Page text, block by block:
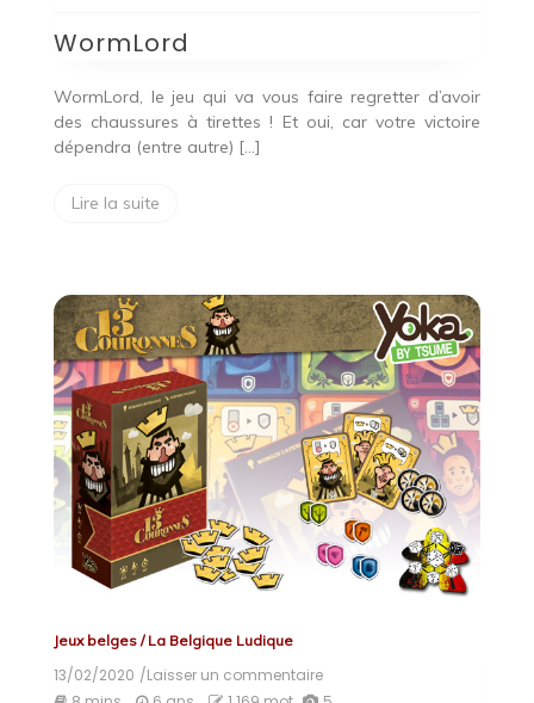
WormLord
WormLord, le jeu qui va vous faire regretter d’avoir
des chaussures à tirettes ! Et oui, car votre victoire
dépendra (entre autre) […]
Lire la suite
Jeux belges/La Belgique Ludique
13/02/2020 /Laisser un commentaireon
13